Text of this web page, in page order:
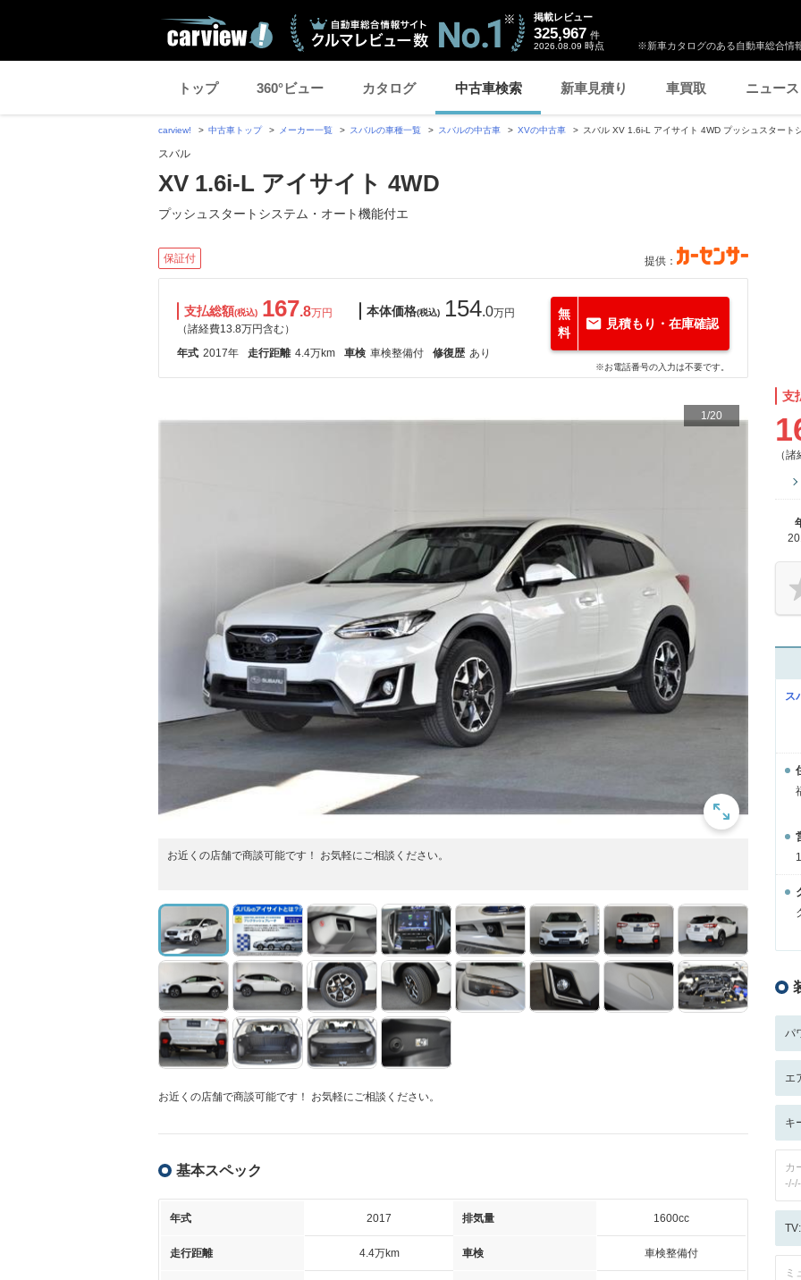
※新車カタログのある自動車総合情
掲載レビュー
325,967 件
2026.08.09 時点
トップ 360°ビュー カタログ 中古車検索 新車見積り 車買取 ニュース
carview! 中古車トップ メーカー一覧 スバルの車種一覧 スバルの中古車 XVの中古車 スバル XV 1.6i-L アイサイト 4WD プッシュスタート
スバル
XV 1.6i-L アイサイト 4WD
プッシュスタートシステム・オート機能付エ
保証付 提供：
支払総額(税込) 167.8万円
（諸経費13.8万円含む）
本体価格(税込) 154.0万円
年式 2017年 走行距離 4.4万km 車検 車検整備付 修復歴 あり
無
料
見積もり・在庫確認
※お電話番号の入力は不要です。
1/20
お近くの店舗で商談可能です！ お気軽にご相談ください。
お近くの店舗で商談可能です！ お気軽にご相談ください。
基本スペック
年式 2017 排気量 1600cc
走行距離 4.4万km 車検 車検整備付
支
（
ス
パ
エ
キ
カ
ミ